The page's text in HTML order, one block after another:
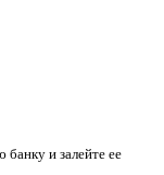
и залейте ее